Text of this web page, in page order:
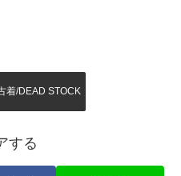
着/DEAD STOCK
する